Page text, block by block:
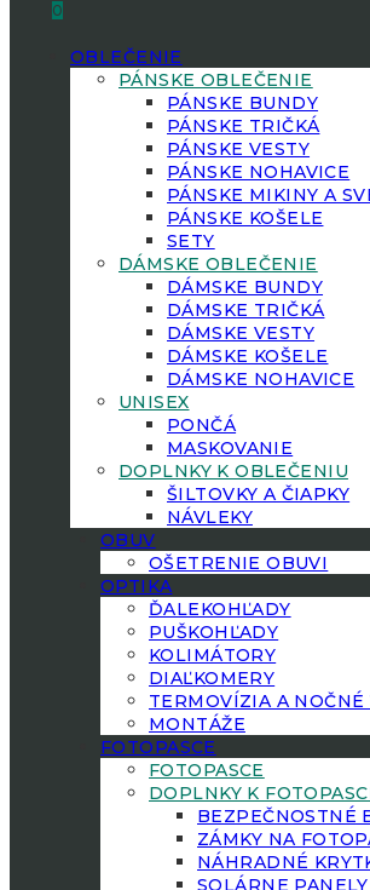
0
OBLEČENIE
PÁNSKE OBLEČENIE
PÁNSKE BUNDY
PÁNSKE TRIČKÁ
PÁNSKE VESTY
PÁNSKE NOHAVICE
PÁNSKE MIKINY A
PÁNSKE KOŠELE
SETY
DÁMSKE OBLEČENIE
DÁMSKE BUNDY
DÁMSKE TRIČKÁ
DÁMSKE VESTY
DÁMSKE KOŠELE
DÁMSKE NOHAVICE
UNISEX
PONČÁ
MASKOVANIE
DOPLNKY K OBLEČENIU
ŠILTOVKY A ČIAPKY
NÁVLEKY
OBUV
OŠETRENIE OBUVI
OPTIKA
ĎALEKOHĽADY
PUŠKOHĽADY
KOLIMÁTORY
DIAĽKOMERY
TERMOVÍZIA A NOČNÉ
MONTÁŽE
FOTOPASCE
FOTOPASCE
DOPLNKY K
BEZPEČNOSTNÉ
ZÁMKY NA
NÁHRADNÉ
SOLÁRNE PANELY